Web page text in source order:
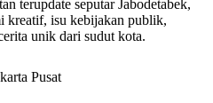
terupdate seputar Jabodetabek,
kreatif, isu kebijakan publik,
unik dari sudut kota.
Pusat